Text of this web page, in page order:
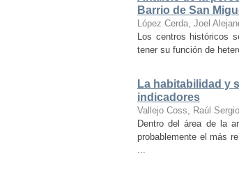
Barrio de San
López Cerda, Joel
Los centros históricos
tener su función de
La habitabilidad y
indicadores
Vallejo Coss, Raúl Sergio
Dentro del área de la
probablemente el más
...